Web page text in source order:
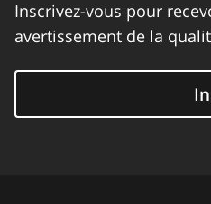
Inscrivez-vous pour
avertissement de la